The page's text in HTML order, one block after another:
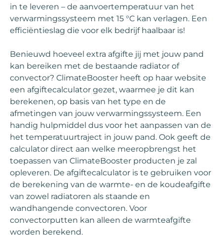
in te leveren – de aanvoertemperatuur van het
verwarmingssysteem met 15 °C kan verlagen. Een
efficiëntieslag die voor elk bedrijf haalbaar is!
Benieuwd hoeveel extra afgifte jij met jouw pand
kan bereiken met de bestaande radiator of
convector? ClimateBooster heeft op haar website
een afgiftecalculator gezet, waarmee je dit kan
berekenen, op basis van het type en de
afmetingen van jouw verwarmingssysteem. Een
handig hulpmiddel dus voor het aanpassen van de
het temperatuurtraject in jouw pand. Ook geeft de
calculator direct aan welke meeropbrengst het
toepassen van ClimateBooster producten je zal
opleveren. De afgiftecalculator is te gebruiken voor
de berekening van de warmte- en de koudeafgifte
van zowel radiatoren als staande en
wandhangende convectoren. Voor
convectorputten kan alleen de warmteafgifte
worden berekend.